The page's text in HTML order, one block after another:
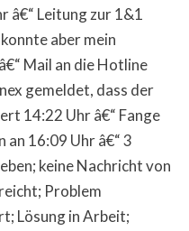
â€“ Leitung zur 1&1
aber mein
Mail an die Hotline
gemeldet, dass der
14:22 Uhr â€“ Fange
16:09 Uhr â€“ 3
keine Nachricht von
Problem
Lösung in Arbeit;